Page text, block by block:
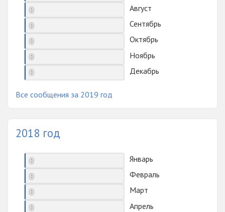
0
Август
0
Сентябрь
0
Октябрь
0
Ноябрь
0
Декабрь
Все сообщения за 2019 год
2018 год
0
Январь
0
Февраль
0
Март
0
Апрель